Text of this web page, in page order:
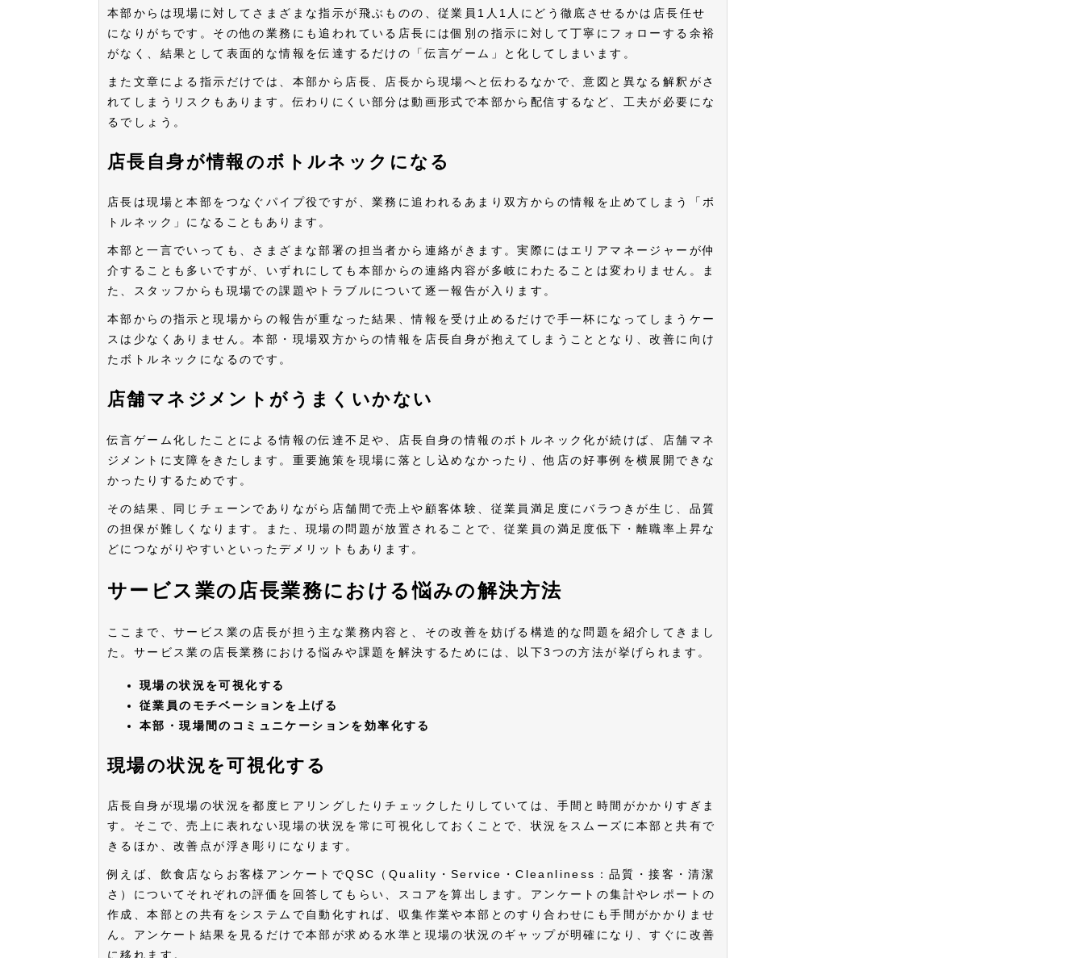
本部からは現場に対してさまざまな指示が飛ぶものの、従業員1人1人にどう徹底させるかは店長任せ
になりがちです。その他の業務にも追われている店長には個別の指示に対して丁寧にフォローする余裕
がなく、結果として表面的な情報を伝達するだけの「伝言ゲーム」と化してしまいます。
また文章による指示だけでは、本部から店長、店長から現場へと伝わるなかで、意図と異なる解釈がさ
れてしまうリスクもあります。伝わりにくい部分は動画形式で本部から配信するなど、工夫が必要にな
るでしょう。
店長自身が情報のボトルネックになる
店長は現場と本部をつなぐパイプ役ですが、業務に追われるあまり双方からの情報を止めてしまう「ボ
トルネック」になることもあります。
本部と一言でいっても、さまざまな部署の担当者から連絡がきます。実際にはエリアマネージャーが仲
介することも多いですが、いずれにしても本部からの連絡内容が多岐にわたることは変わりません。ま
た、スタッフからも現場での課題やトラブルについて逐一報告が入ります。
本部からの指示と現場からの報告が重なった結果、情報を受け止めるだけで手一杯になってしまうケー
スは少なくありません。本部・現場双方からの情報を店長自身が抱えてしまうこととなり、改善に向け
たボトルネックになるのです。
店舗マネジメントがうまくいかない
伝言ゲーム化したことによる情報の伝達不足や、店長自身の情報のボトルネック化が続けば、店舗マネ
ジメントに支障をきたします。重要施策を現場に落とし込めなかったり、他店の好事例を横展開できな
かったりするためです。
その結果、同じチェーンでありながら店舗間で売上や顧客体験、従業員満足度にバラつきが生じ、品質
の担保が難しくなります。また、現場の問題が放置されることで、従業員の満足度低下・離職率上昇な
どにつながりやすいといったデメリットもあります。
サービス業の店長業務における悩みの解決方法
ここまで、サービス業の店長が担う主な業務内容と、その改善を妨げる構造的な問題を紹介してきまし
た。サービス業の店長業務における悩みや課題を解決するためには、以下3つの方法が挙げられます。
現場の状況を可視化する
従業員のモチベーションを上げる
本部・現場間のコミュニケーションを効率化する
現場の状況を可視化する
店長自身が現場の状況を都度ヒアリングしたりチェックしたりしていては、手間と時間がかかりすぎま
す。そこで、売上に表れない現場の状況を常に可視化しておくことで、状況をスムーズに本部と共有で
きるほか、改善点が浮き彫りになります。
例えば、飲食店ならお客様アンケートでQSC（Quality・Service・Cleanliness：品質・接客・清潔
さ）についてそれぞれの評価を回答してもらい、スコアを算出します。アンケートの集計やレポートの
作成、本部との共有をシステムで自動化すれば、収集作業や本部とのすり合わせにも手間がかかりませ
ん。アンケート結果を見るだけで本部が求める水準と現場の状況のギャップが明確になり、すぐに改善
に移れます。